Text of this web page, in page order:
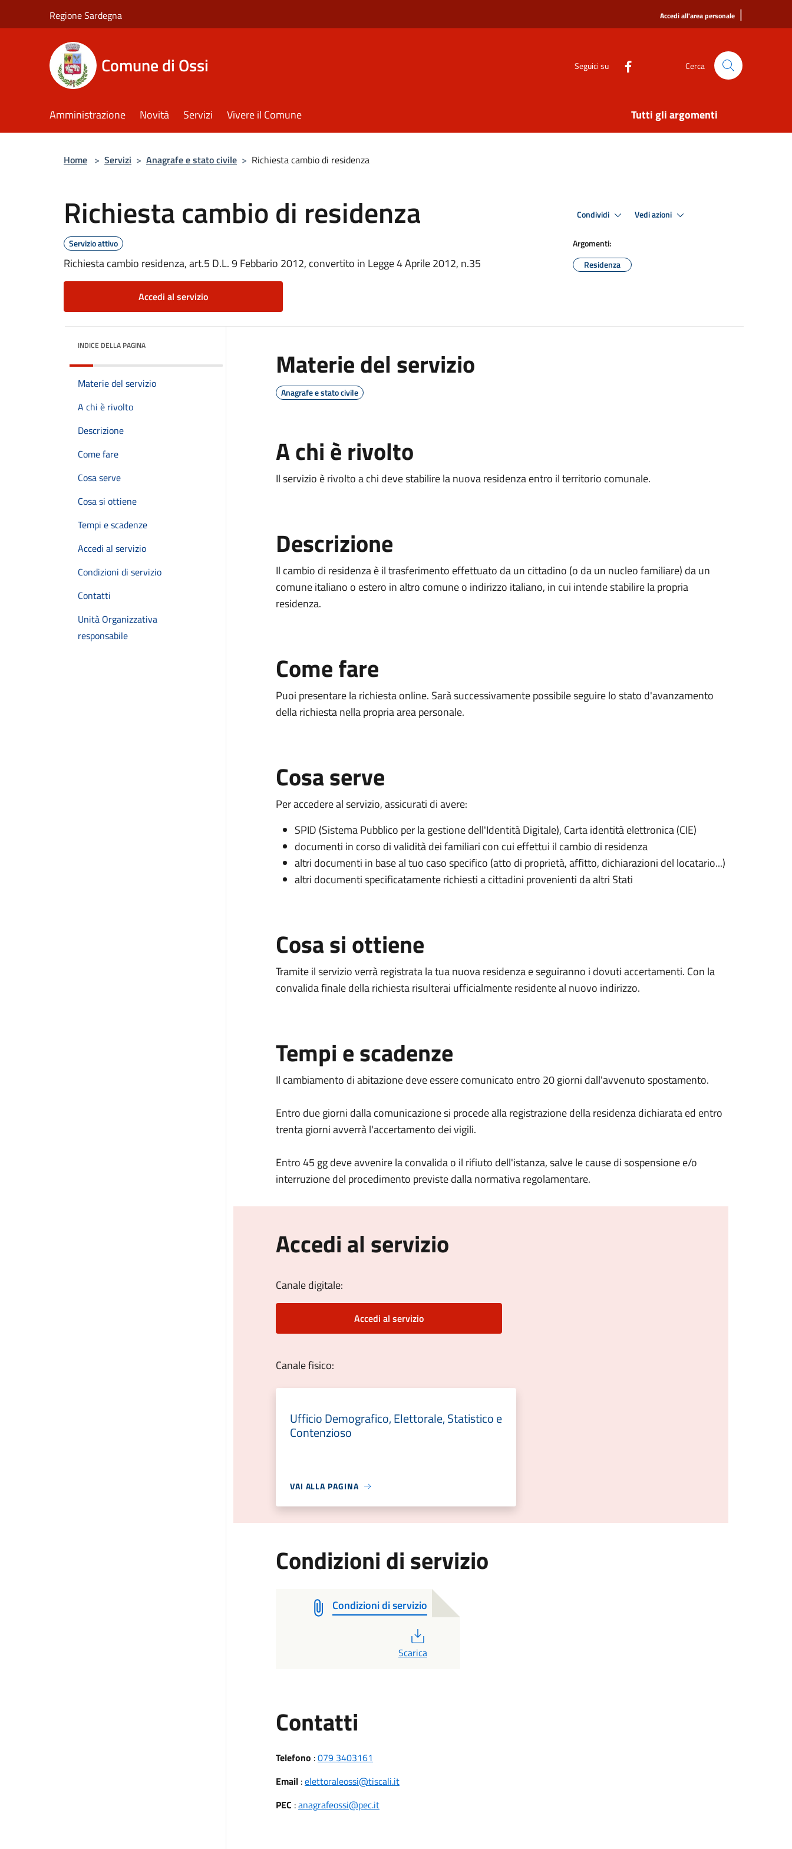
Regione Sardegna Accedi all'area personale |
Comune di Ossi Seguici su Cerca
Amministrazione Novità Servizi Vivere il Comune Tutti gli argomenti
Home > Servizi > Anagrafe e stato civile > Richiesta cambio di residenza
Richiesta cambio di residenza
Servizio attivo
Richiesta cambio residenza, art.5 D.L. 9 Febbario 2012, convertito in Legge 4 Aprile 2012, n.35
Accedi al servizio
Condividi Vedi azioni
Argomenti:
Residenza
INDICE DELLA PAGINA
Materie del servizio
A chi è rivolto
Descrizione
Come fare
Cosa serve
Cosa si ottiene
Tempi e scadenze
Accedi al servizio
Condizioni di servizio
Contatti
Unità Organizzativa
responsabile
Materie del servizio
Anagrafe e stato civile
A chi è rivolto
Il servizio è rivolto a chi deve stabilire la nuova residenza entro il territorio comunale.
Descrizione
Il cambio di residenza è il trasferimento effettuato da un cittadino (o da un nucleo familiare) da un
comune italiano o estero in altro comune o indirizzo italiano, in cui intende stabilire la propria
residenza.
Come fare
Puoi presentare la richiesta online. Sarà successivamente possibile seguire lo stato d'avanzamento
della richiesta nella propria area personale.
Cosa serve
Per accedere al servizio, assicurati di avere:
SPID (Sistema Pubblico per la gestione dell'Identità Digitale), Carta identità elettronica (CIE)
documenti in corso di validità dei familiari con cui effettui il cambio di residenza
altri documenti in base al tuo caso specifico (atto di proprietà, affitto, dichiarazioni del locatario...)
altri documenti specificatamente richiesti a cittadini provenienti da altri Stati
Cosa si ottiene
Tramite il servizio verrà registrata la tua nuova residenza e seguiranno i dovuti accertamenti. Con la
convalida finale della richiesta risulterai ufficialmente residente al nuovo indirizzo.
Tempi e scadenze
Il cambiamento di abitazione deve essere comunicato entro 20 giorni dall'avvenuto spostamento.
Entro due giorni dalla comunicazione si procede alla registrazione della residenza dichiarata ed entro
trenta giorni avverrà l'accertamento dei vigili.
Entro 45 gg deve avvenire la convalida o il rifiuto dell'istanza, salve le cause di sospensione e/o
interruzione del procedimento previste dalla normativa regolamentare.
Accedi al servizio
Canale digitale:
Accedi al servizio
Canale fisico:
Ufficio Demografico, Elettorale, Statistico e
Contenzioso
VAI ALLA PAGINA
Condizioni di servizio
Condizioni di servizio
Scarica
Contatti
Telefono :079 3403161
Email:elettoraleossi@tiscali.it
PEC :anagrafeossi@pec.it